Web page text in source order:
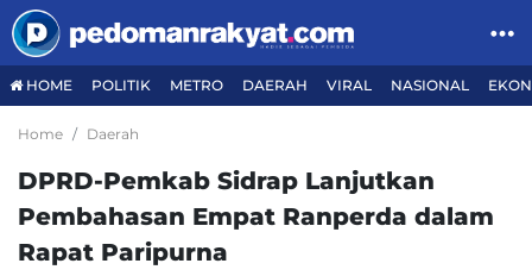
HOME POLITIK METRO DAERAH VIRAL NASIONAL
Home Daerah
DPRD-Pemkab Sidrap Lanjutkan
Pembahasan Empat Ranperda dalam
Rapat Paripurna